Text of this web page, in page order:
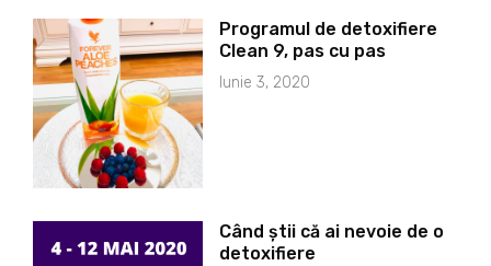
Programul de detoxifiere
Clean 9, pas cu pas
Iunie 3, 2020
Când știi că ai nevoie de o
detoxifiere